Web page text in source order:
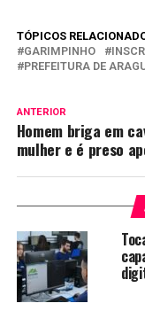
TÓPICOS
GARIMPINHO
PREFEITURA DE
ANTERIOR
Homem briga em
mulher e é preso